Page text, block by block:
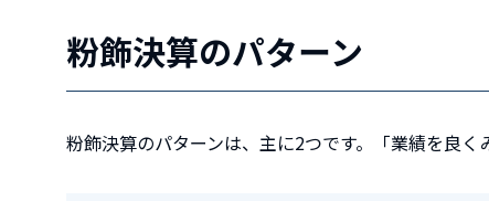
粉飾決算のパターン
粉飾決算のパターンは、主に2つです。「業績を良く